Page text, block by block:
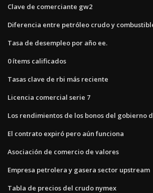
Clave de comerciante gw2
Diferencia entre petróleo crudo y
Tasa de desempleo por año ee.
0 ítems calificados
Tasas clave de rbi más reciente
Licencia comercial serie 7
Los rendimientos de los bonos del gobierno
El contrato expiró pero aún funciona
Asociación de comercio de valores
Empresa petrolera y gasera sector upstream
Tabla de precios del crudo nymex